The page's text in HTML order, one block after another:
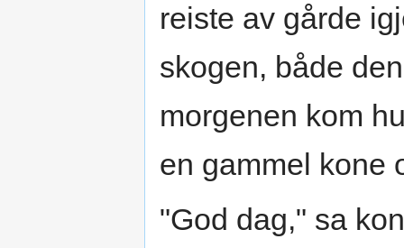
reiste av gårde
skogen, både
morgenen kom
en gammel kone
"God dag," sa